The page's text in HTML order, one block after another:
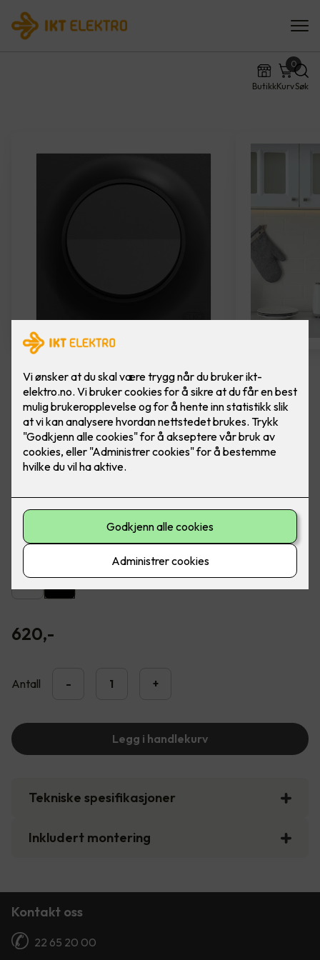
ButikkKurv
0
Søk
Bryter 1-polet skrutilk One SO
Farge: Sort. ELKO One 1 polet innfelt bryter av
fargebestandig og bærekraftig materiale.
Benyttes oftest i rom der man ønsker å slå av/på lyset med
en enkel bryter.
Farge
620,-
Antall - +
Legg i handlekurv
Tekniske spesifikasjoner
Inkludert montering
Kontakt oss
22 65 20 00